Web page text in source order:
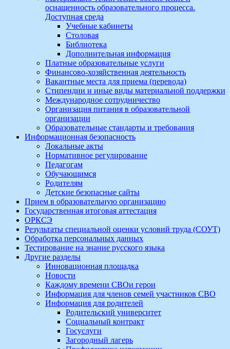
оснащенность образовательного процесса.
Доступная среда
Учебные кабинеты
Столовая
Библиотека
Дополнительная информация
Платные образовательные услуги
Финансово-хозяйственная деятельность
Вакантные места для приема (перевода)
Стипендии и иные виды материальной поддержки
Международное сотрудничество
Организация питания в образовательной
организации
Образовательные стандарты и требования
Информационная безопасность
Локальные акты
Нормативное регулирование
Педагогам
Обучающимся
Родителям
Детские безопасные сайты
Прием в образовательную организацию
Государственная итоговая аттестация
ОРКСЭ
Результаты специальной оценки условий труда (СОУТ)
Обработка персональных данных
Тестирование на знание русского языка
Другие разделы
Инновационная площадка
Новости
Каждому времени СВОи герои
Информация для членов семей участников СВО
Информация для родителей
Родительский университет
Социальный контракт
Госуслуги
Загородный лагерь